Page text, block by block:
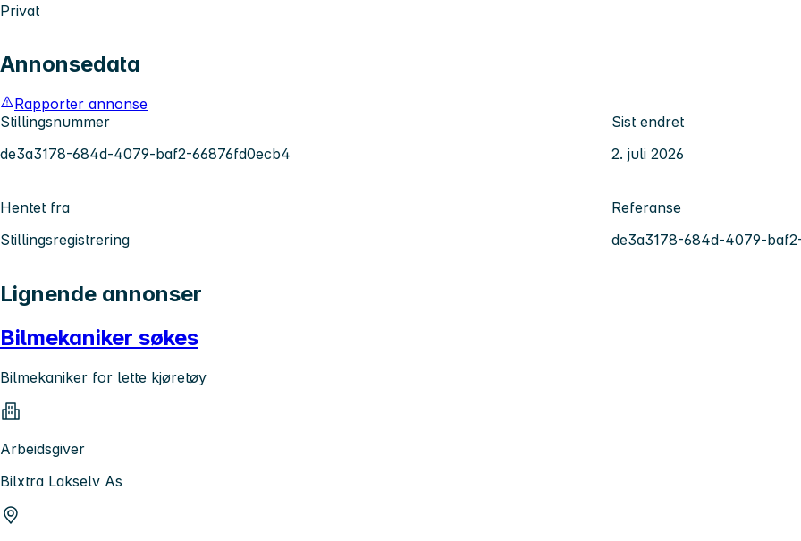
Privat
Annonsedata
Rapporter annonse
Stillingsnummer
de3a3178-684d-4079-baf2-66876fd0ecb4
Sist endret
2. juli 2026
Hentet fra
Stillingsregistrering
Referanse
de3a3178-684d-4079-
Lignende annonser
Bilmekaniker søkes
Bilmekaniker for lette kjøretøy
Arbeidsgiver
Bilxtra Lakselv As